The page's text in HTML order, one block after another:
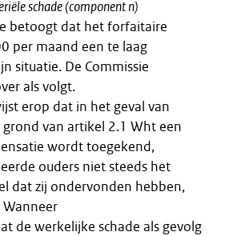
schade (component n)
betoogt dat het forfaitaire
per maand een te laag
situatie. De Commissie
als volgt.
erop dat in het geval van
van artikel 2.1 Wht een
wordt toegekend,
ouders niet steeds het
dat zij ondervonden hebben,
de werkelijke schade als gevolg